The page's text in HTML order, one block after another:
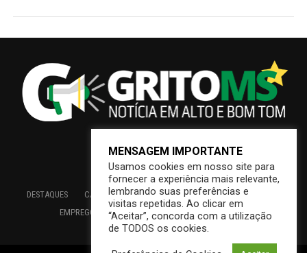
DESTAQUES CAMPO GRANDE BRASIL SAÚDE
ECONOMIA
EMPREGO
EDUCAÇÃO INTERIOR PREFEITURA
MENSAGEM IMPORTANTE
Usamos cookies em nosso site para
fornecer a experiência mais relevante,
lembrando suas preferências e
visitas repetidas. Ao clicar em
“Aceitar”, concorda com a utilização
de TODOS os cookies.